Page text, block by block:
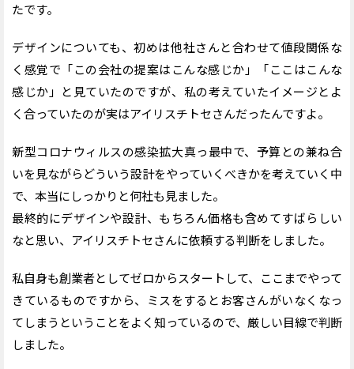
たです。
デザインについても、初めは他社さんと合わせて値段関係な
く感覚で「この会社の提案はこんな感じか」「ここはこんな
感じか」と見ていたのですが、私の考えていたイメージとよ
く合っていたのが実はアイリスチトセさんだったんですよ。
新型コロナウィルスの感染拡大真っ最中で、予算との兼ね合
いを見ながらどういう設計をやっていくべきかを考えていく中
で、本当にしっかりと何社も見ました。
最終的にデザインや設計、もちろん価格も含めてすばらしい
なと思い、アイリスチトセさんに依頼する判断をしました。
私自身も創業者としてゼロからスタートして、ここまでやって
きているものですから、ミスをするとお客さんがいなくなっ
てしまうということをよく知っているので、厳しい目線で判断
しました。